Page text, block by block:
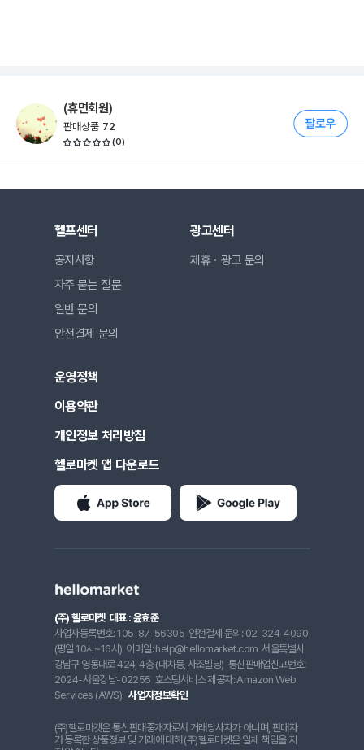
(휴면회원)
판매상품 72
(0)
헬프센터
공지사항
자주 묻는 질문
일반 문의
안전결제 문의
광고센터
제휴ㆍ광고 문의
운영정책
이용약관
개인정보 처리방침
헬로마켓 앱 다운로드
(주) 헬로마켓 대표 : 윤효준
사업자등록번호: 105-87-56305 안전결제 문의: 02-324-4090
(평일 10시~16시) 이메일: help@hellomarket.com 서울특별시
강남구 영동대로 424, 4층 (대치동, 사조빌딩) 통신판매업신고번호:
2024-서울강남-02255 호스팅서비스 제공자: Amazon Web
Services (AWS) 사업자정보확인
(주)헬로마켓은 통신판매중개자로서 거래당사자가 아니며, 판매자
가 등록한 상품정보 및 거래에 대해 (주)헬로마켓은 일체 책임을 지